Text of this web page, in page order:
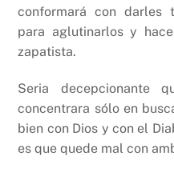
conformará con darles
para aglutinarlos y
zapatista.
Seria decepcionante
concentrara sólo en
bien con Dios y con el
es que quede mal con